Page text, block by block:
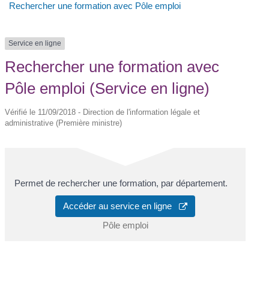
Rechercher une formation avec Pôle emploi
Service en ligne
Rechercher une formation avec
Pôle emploi (Service en ligne)
Vérifié le 11/09/2018 - Direction de l'information légale et
administrative (Première ministre)
Permet de rechercher une formation, par département.
Accéder au service en ligne
Pôle emploi